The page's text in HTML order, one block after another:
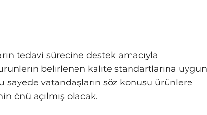
tedavi sürecine destek amacıyla
belirlenen kalite standartlarına uygun
sayede vatandaşların söz konusu ürünlere
önü açılmış olacak.